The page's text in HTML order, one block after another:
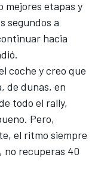
mejores etapas y
segundos a
hacia
coche y creo que
de dunas, en
todo el rally,
Pero,
el ritmo siempre
no recuperas 40